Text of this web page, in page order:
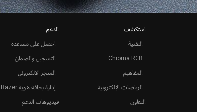
استكشف
التقنية
Chroma RGB
المفاهيم
الرياضات الإلكترونية
التعاون
الدعم
احصل على مساعدة
التسجيل والضمان
المتجر الالكتروني
إدارة بطاقة هوية Razer
فيديوهات الدعم